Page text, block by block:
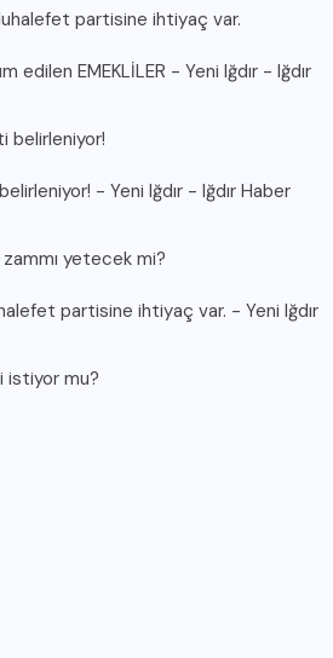
partisine ihtiyaç var.
edilen EMEKLİLER - Yeni Iğdır - Iğdır
belirleniyor!
- Yeni Iğdır - Iğdır Haber
yetecek mi?
partisine ihtiyaç var. - Yeni Iğdır
istiyor mu?